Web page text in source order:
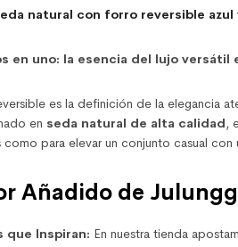
natural con forro reversible azul
en uno: la esencia del lujo versátil
es la definición de la elegancia
en seda natural de alta calidad,
como para elevar un conjunto casual
Añadido de
que Inspiran: En nuestra tienda